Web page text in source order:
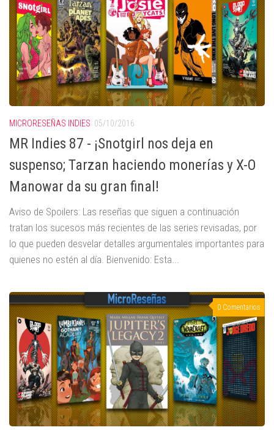
MICRORESEÑAS INDIES 05/10/2016
MR Indies 87 - ¡Snotgirl nos deja en
suspenso; Tarzan haciendo monerías y X-O
Manowar da su gran final!
Aviso de Spoilers: Las reseñas que siguen a continuación
tratan los sucesos más recientes de las series revisadas, por
lo que pueden desvelar detalles argumentales importantes para
quienes no estén al día. Bienvenido: Esta...
0 Comentarios